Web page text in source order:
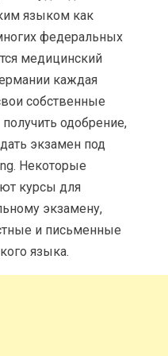
языком как
федеральных
медицинский
каждая
собственные
одобрение,
экзамен под
Некоторые
курсы для
экзамену,
и письменные
языка.